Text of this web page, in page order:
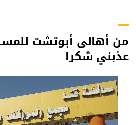
من أهالى أبوتشت
عذبني شكرا